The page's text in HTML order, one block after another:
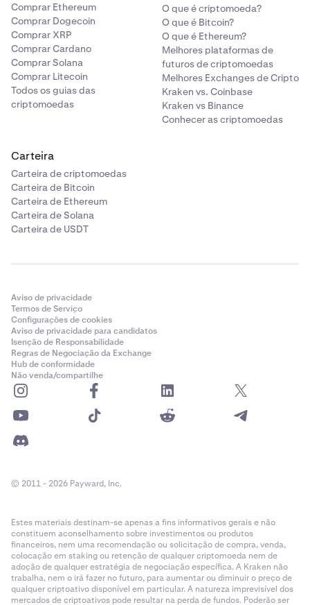
Comprar Ethereum
Comprar Dogecoin
Comprar XRP
Comprar Cardano
Comprar Solana
Comprar Litecoin
Todos os guias das
criptomoedas
O que é criptomoeda?
O que é Bitcoin?
O que é Ethereum?
Melhores plataformas de
futuros de criptomoedas
Melhores Exchanges de Cripto
Kraken vs. Coinbase
Kraken vs Binance
Conhecer as criptomoedas
Carteira
Carteira de criptomoedas
Carteira de Bitcoin
Carteira de Ethereum
Carteira de Solana
Carteira de USDT
Aviso de privacidade
Termos de Serviço
Configurações de cookies
Aviso de privacidade para candidatos
Isenção de Responsabilidade
Regras de Negociação da Exchange
Hub de conformidade
Não venda/compartilhe
© 2011 - 2026 Payward, Inc.
Estes materiais destinam-se apenas a fins informativos gerais e não
constituem aconselhamento sobre investimentos ou produtos
financeiros, nem uma recomendação ou solicitação de compra, venda,
colocação em staking ou retenção de qualquer criptomoeda nem de
adoção de qualquer estratégia de negociação específica. A Kraken não
trabalha, nem o irá fazer no futuro, para aumentar ou diminuir o preço de
qualquer criptoativo disponível em particular. A natureza imprevisível dos
mercados de criptoativos pode resultar na perda de fundos. Poderão ser